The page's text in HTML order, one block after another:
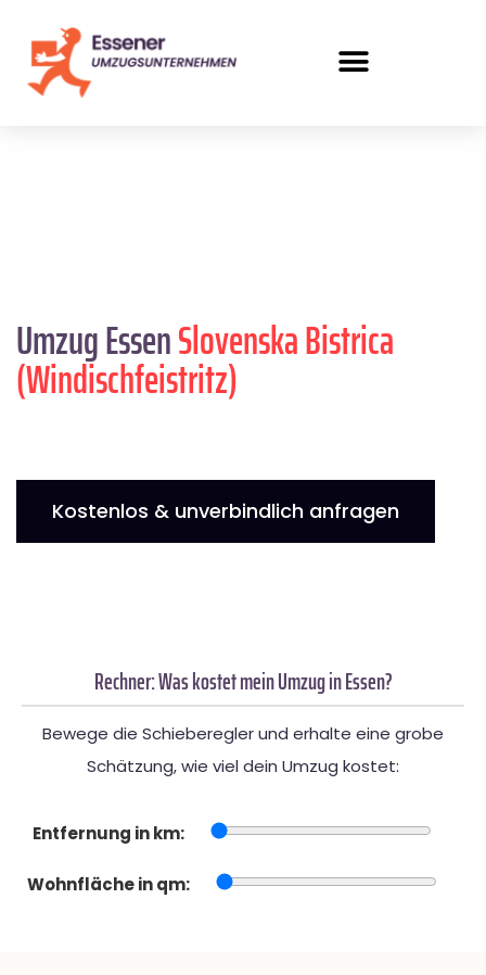
Umzug EssenSlovenska Bistrica
(Windischfeistritz)
Kostenlos & unverbindlich anfragen
Rechner: Was kostet mein Umzug in Essen?
Bewege die Schieberegler und erhalte eine grobe
Schätzung, wie viel dein Umzug kostet:
Entfernung in km:
Wohnfläche in qm: